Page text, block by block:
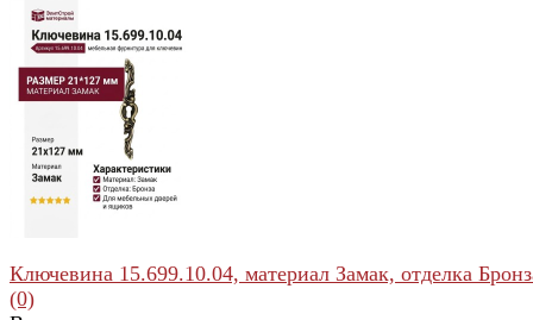
избранное сравнить
Ключевина 15.699.10.04, материал Замак, отделка
(0)